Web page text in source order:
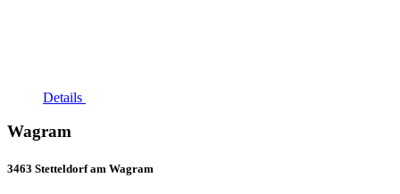
Details
Wagram
3463 Stetteldorf am Wagram